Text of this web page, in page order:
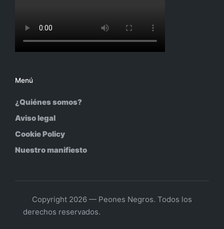
Menú
¿Quiénes somos?
Aviso legal
Cookie Policy
Nuestro manifiesto
Copyright 2026 — Peones Negros. Todos los
derechos reservados.